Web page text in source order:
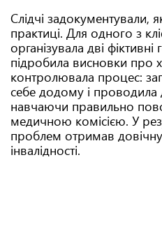
Слідчі задокументували,
практиці. Для одного з
організувала дві фіктивні
підробила висновки про
контролювала процес:
себе додому і проводила
навчаючи правильно
медичною комісією. У
проблем отримав
інвалідності.